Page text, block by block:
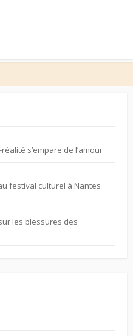
réalité s’empare de l’amour
festival culturel à Nantes
sur les blessures des